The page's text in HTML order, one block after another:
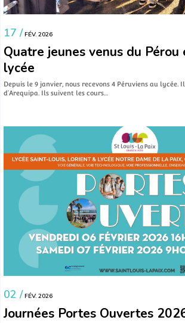
17 / FÉV. 2026
Quatre jeunes venus du Pérou
lycée
Depuis le 9 janvier, nous recevons 4 Péruviens au lycée.
d’Arequipa. Ils suivent les cours…
02 / FÉV. 2026
Journées Portes Ouvertes